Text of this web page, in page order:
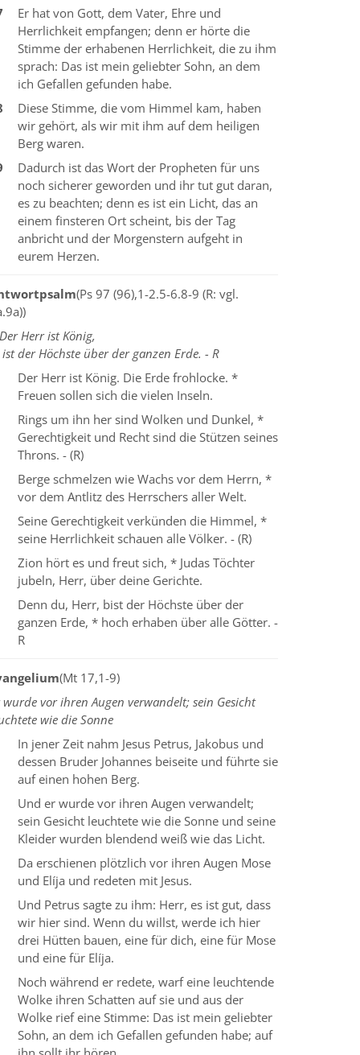
Er hat von Gott, dem Vater, Ehre und
Herrlichkeit empfangen; denn er hörte die
Stimme der erhabenen Herrlichkeit, die zu ihm
sprach: Das ist mein geliebter Sohn, an dem
ich Gefallen gefunden habe.
Diese Stimme, die vom Himmel kam, haben
wir gehört, als wir mit ihm auf dem heiligen
Berg waren.
Dadurch ist das Wort der Propheten für uns
noch sicherer geworden und ihr tut gut daran,
es zu beachten; denn es ist ein Licht, das an
einem finsteren Ort scheint, bis der Tag
anbricht und der Morgenstern aufgeht in
eurem Herzen.
(Ps 97 (96),1-2.5-6.8-9 (R: vgl.
Herr ist König,
der Höchste über der ganzen Erde. - R
Der Herr ist König. Die Erde frohlocke. *
Freuen sollen sich die vielen Inseln.
Rings um ihn her sind Wolken und Dunkel, *
Gerechtigkeit und Recht sind die Stützen seines
Throns. - (R)
Berge schmelzen wie Wachs vor dem Herrn, *
vor dem Antlitz des Herrschers aller Welt.
Seine Gerechtigkeit verkünden die Himmel, *
seine Herrlichkeit schauen alle Völker. - (R)
Zion hört es und freut sich, * Judas Töchter
jubeln, Herr, über deine Gerichte.
Denn du, Herr, bist der Höchste über der
ganzen Erde, * hoch erhaben über alle Götter. -
R
(Mt 17,1-9)
wurde vor ihren Augen verwandelt; sein Gesicht
wie die Sonne
In jener Zeit nahm Jesus Petrus, Jakobus und
dessen Bruder Johannes beiseite und führte sie
auf einen hohen Berg.
Und er wurde vor ihren Augen verwandelt;
sein Gesicht leuchtete wie die Sonne und seine
Kleider wurden blendend weiß wie das Licht.
Da erschienen plötzlich vor ihren Augen Mose
und Elíja und redeten mit Jesus.
Und Petrus sagte zu ihm: Herr, es ist gut, dass
wir hier sind. Wenn du willst, werde ich hier
drei Hütten bauen, eine für dich, eine für Mose
und eine für Elíja.
Noch während er redete, warf eine leuchtende
Wolke ihren Schatten auf sie und aus der
Wolke rief eine Stimme: Das ist mein geliebter
Sohn, an dem ich Gefallen gefunden habe; auf